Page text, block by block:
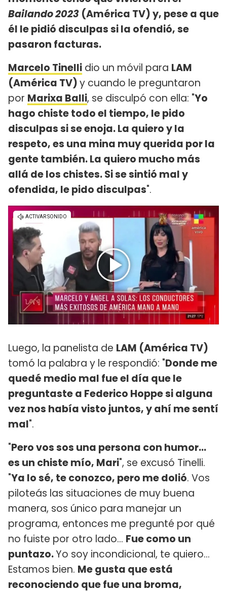
Bailando 2023 (América TV) y, pese a que
él le pidió disculpas si la ofendió, se
pasaron facturas.
Marcelo Tinelli dio un móvil para LAM
(América TV)y cuando le preguntaron
por Marixa Balli, se disculpó con ella: "Yo
hago chiste todo el tiempo, le pido
disculpas si se enoja. La quiero y la
respeto, es una mina muy querida por la
gente también. La quiero mucho más
allá de los chistes. Si se sintió mal y
ofendida, le pido disculpas".
Luego, la panelista de LAM (América TV)
tomó la palabra y le respondió: "Donde me
quedé medio mal fue el día que le
preguntaste a Federico Hoppe si alguna
vez nos había visto juntos, y ahí me sentí
mal".
"Pero vos sos una persona con humor...
es un chiste mío, Mari", se excusó Tinelli.
"Ya lo sé, te conozco, pero me dolió. Vos
piloteás las situaciones de muy buena
manera, sos único para manejar un
programa, entonces me pregunté por qué
no fuiste por otro lado... Fue como un
puntazo.Yo soy incondicional, te quiero...
Estamos bien. Me gusta que está
reconociendo que fue una broma,